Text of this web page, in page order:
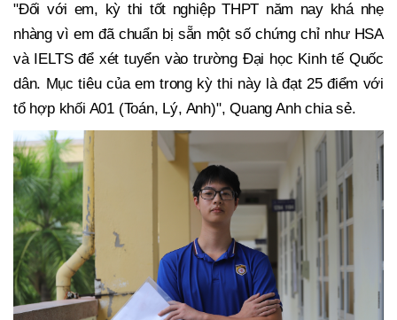
"Đối với em, kỳ thi tốt nghiệp THPT năm nay khá nhẹ
nhàng vì em đã chuẩn bị sẵn một số chứng chỉ như HSA
và IELTS để xét tuyển vào trường Đại học Kinh tế Quốc
dân. Mục tiêu của em trong kỳ thi này là đạt 25 điểm với
tổ hợp khối A01 (Toán, Lý, Anh)", Quang Anh chia sẻ.